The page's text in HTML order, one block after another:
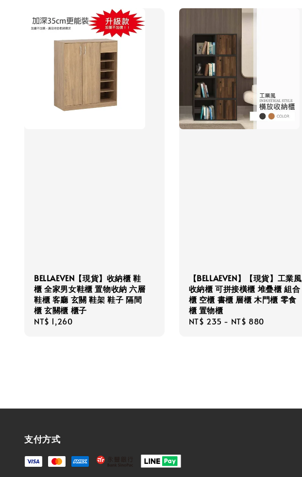
BELLAEVEN【現貨】收納櫃 鞋
櫃 全家男女鞋櫃 置物收納 六層
鞋櫃 客廳 玄關 鞋架 鞋子 隔間
櫃 玄關櫃 櫃子
Regular
NT$ 1,260
【BELLAEVEN】【現貨】工業風
收納櫃 可拼接橫櫃 堆疊櫃 組合
櫃 空櫃 書櫃 層櫃 木門櫃 零食
櫃 置物櫃
Regular
NT$ 235 - NT$ 880
支付方式